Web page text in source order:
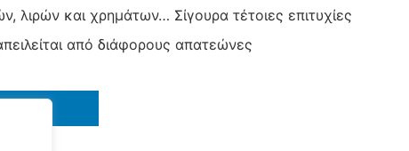
και χρημάτων… Σίγουρα τέτοιες επιτυχίες
από διάφορους απατεώνες